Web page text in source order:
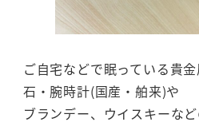
ご自宅などで眠っている貴
石・腕時計(国産・舶来)や
ブランデー、ウイスキーな